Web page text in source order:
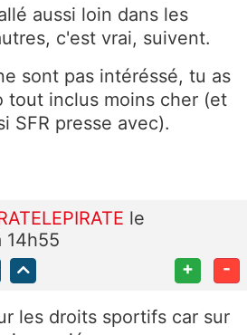
aussi loin dans les
c'est vrai, suivent.
sont pas intéréssé, tu as
tout inclus moins cher (et
SFR presse avec).
le
14h55
+ -
les droits sportifs car sur